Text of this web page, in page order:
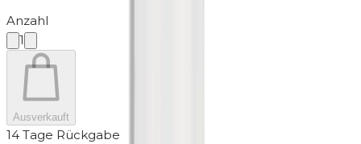
Anzahl
1
Ausverkauft
14 Tage Rückgabe